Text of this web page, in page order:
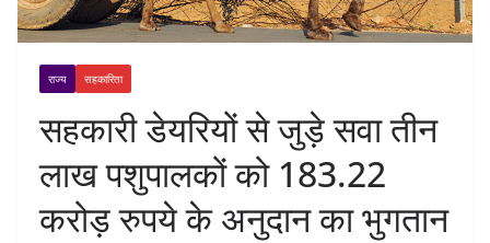
राज्य सहकारिता
सहकारी डेयरियों से जुड़े सवा तीन
लाख पशुपालकों को 183.22
करोड़ रुपये के अनुदान का भुगतान